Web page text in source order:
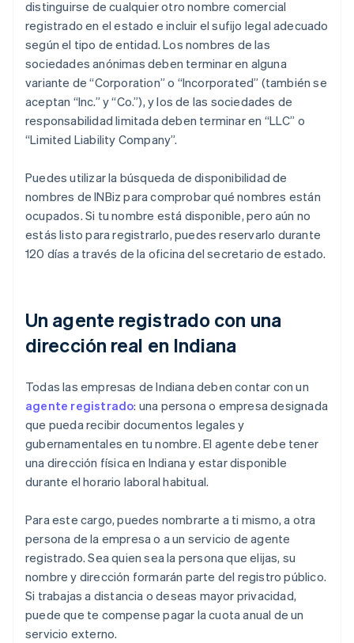
distinguirse de cualquier otro nombre comercial
registrado en el estado e incluir el sufijo legal adecuado
según el tipo de entidad. Los nombres de las
sociedades anónimas deben terminar en alguna
variante de “Corporation” o “Incorporated” (también se
aceptan “Inc.” y “Co.”), y los de las sociedades de
responsabilidad limitada deben terminar en “LLC” o
“Limited Liability Company”.
Puedes utilizar la búsqueda de disponibilidad de
nombres de INBiz para comprobar qué nombres están
ocupados. Si tu nombre está disponible, pero aún no
estás listo para registrarlo, puedes reservarlo durante
120 días a través de la oficina del secretario de estado.
Un agente registrado con una
dirección real en Indiana
Todas las empresas de Indiana deben contar con un
agente registrado: una persona o empresa designada
que pueda recibir documentos legales y
gubernamentales en tu nombre. El agente debe tener
una dirección física en Indiana y estar disponible
durante el horario laboral habitual.
Para este cargo, puedes nombrarte a ti mismo, a otra
persona de la empresa o a un servicio de agente
registrado. Sea quien sea la persona que elijas, su
nombre y dirección formarán parte del registro público.
Si trabajas a distancia o deseas mayor privacidad,
puede que te compense pagar la cuota anual de un
servicio externo.